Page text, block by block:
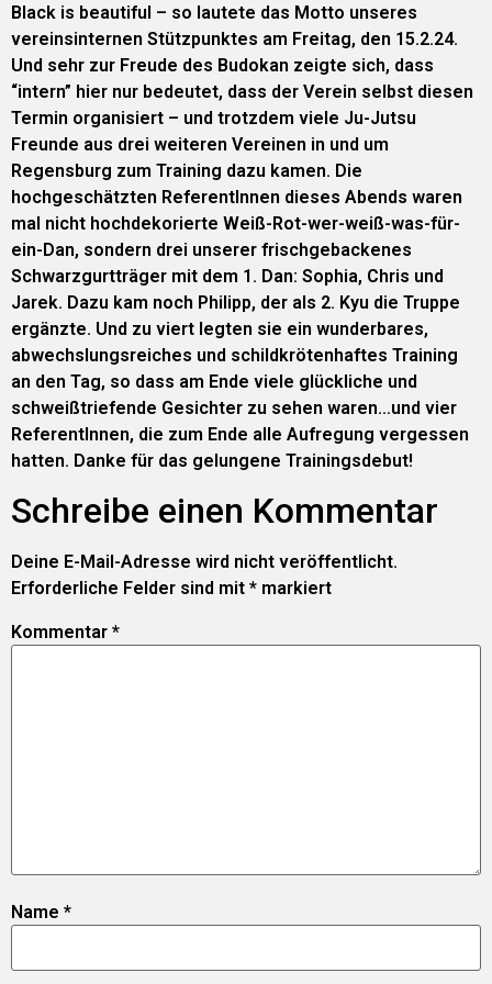
Black is beautiful – so lautete das Motto unseres
vereinsinternen Stützpunktes am Freitag, den 15.2.24.
Und sehr zur Freude des Budokan zeigte sich, dass
“intern” hier nur bedeutet, dass der Verein selbst diesen
Termin organisiert – und trotzdem viele Ju-Jutsu
Freunde aus drei weiteren Vereinen in und um
Regensburg zum Training dazu kamen. Die
hochgeschätzten ReferentInnen dieses Abends waren
mal nicht hochdekorierte Weiß-Rot-wer-weiß-was-für-
ein-Dan, sondern drei unserer frischgebackenes
Schwarzgurtträger mit dem 1. Dan: Sophia, Chris und
Jarek. Dazu kam noch Philipp, der als 2. Kyu die Truppe
ergänzte. Und zu viert legten sie ein wunderbares,
abwechslungsreiches und schildkrötenhaftes Training
an den Tag, so dass am Ende viele glückliche und
schweißtriefende Gesichter zu sehen waren…und vier
ReferentInnen, die zum Ende alle Aufregung vergessen
hatten. Danke für das gelungene Trainingsdebut!
Schreibe einen Kommentar
Deine E-Mail-Adresse wird nicht veröffentlicht.
Erforderliche Felder sind mit * markiert
Kommentar *
Name *